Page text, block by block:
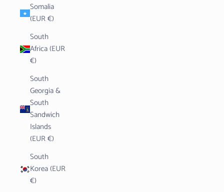
Somalia
(EUR €)
South
Africa (EUR
€)
South
Georgia &
South
Sandwich
Islands
(EUR €)
South
Korea (EUR
€)